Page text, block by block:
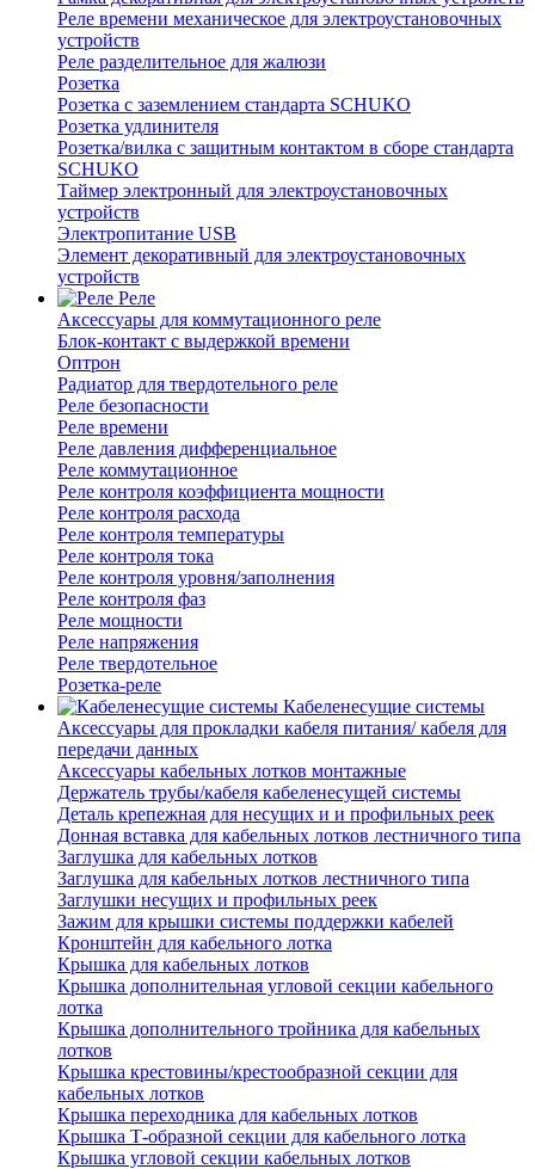
Реле времени механическое для электроустановочных
устройств
Реле разделительное для жалюзи
Розетка
Розетка с заземлением стандарта SCHUKO
Розетка удлинителя
Розетка/вилка с защитным контактом в сборе стандарта
SCHUKO
Таймер электронный для электроустановочных
устройств
Электропитание USB
Элемент декоративный для электроустановочных
устройств
Реле
Аксессуары для коммутационного реле
Блок-контакт с выдержкой времени
Оптрон
Радиатор для твердотельного реле
Реле безопасности
Реле времени
Реле давления дифференциальное
Реле коммутационное
Реле контроля коэффициента мощности
Реле контроля расхода
Реле контроля температуры
Реле контроля тока
Реле контроля уровня/заполнения
Реле контроля фаз
Реле мощности
Реле напряжения
Реле твердотельное
Розетка-реле
Кабеленесущие системы
Аксессуары для прокладки кабеля питания/ кабеля для
передачи данных
Аксессуары кабельных лотков монтажные
Держатель трубы/кабеля кабеленесущей системы
Деталь крепежная для несущих и и профильных реек
Донная вставка для кабельных лотков лестничного типа
Заглушка для кабельных лотков
Заглушка для кабельных лотков лестничного типа
Заглушки несущих и профильных реек
Зажим для крышки системы поддержки кабелей
Кронштейн для кабельного лотка
Крышка для кабельных лотков
Крышка дополнительная угловой секции кабельного
лотка
Крышка дополнительного тройника для кабельных
лотков
Крышка крестовины/крестообразной секции для
кабельных лотков
Крышка переходника для кабельных лотков
Крышка Т-образной секции для кабельного лотка
Крышка угловой секции кабельных лотков